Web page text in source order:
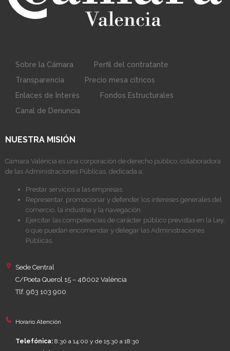
Sobre la Cámara
Perfil del contratante
Transparencia
Precio mesa citricos
Enlaces de Interés
Fondos Estructurales
Canal de Denuncia
NUESTRA MISIÓN
Cámara València es una corporación de derecho público, colaboradora
de las Administraciones Públicas, dedicada a:
Prestar servicios a las empresas.
Representar, promocionar y defender los intereses generales del
comercio, la industria y la navegación.
Ejercitar las competencias de carácter público previstas en la Ley,
o que puedan encomendar y delegar las Administraciones
Públicas.
Sede Central
C/Poeta Querol 15 – 46002 València
Tlf. 963 103 900
Horario Atención
Telefónica: 8:30 a 14:00 y de 15:30 a 18:30